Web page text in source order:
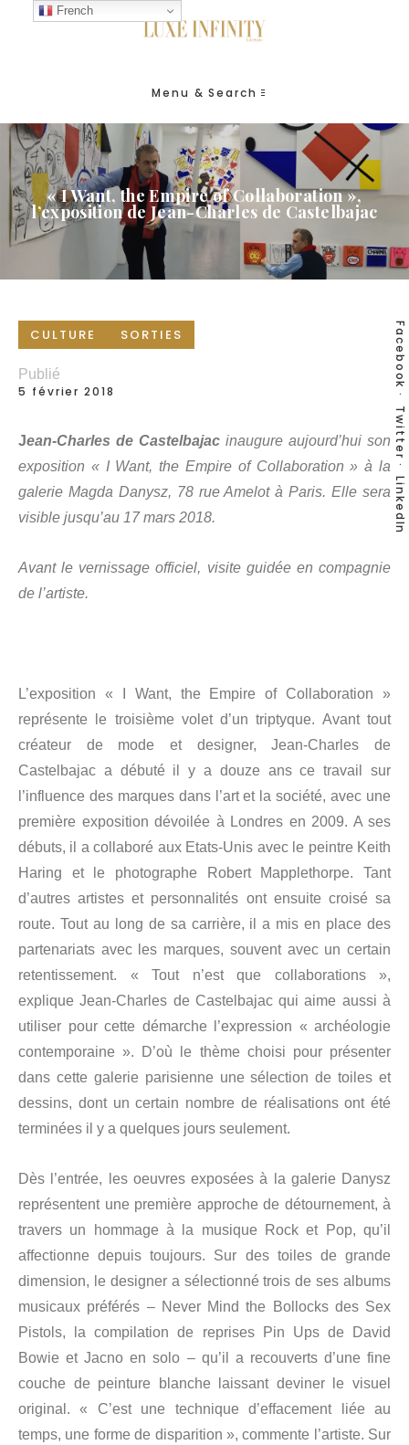
Menu & Search
« I Want, the Empire of Collaboration »,
l’exposition de Jean-Charles de Castelbajac
Facebook
Twitter
LinkedIn
CULTURE SORTIES
Publié
5 février 2018
Jean-Charles de Castelbajac inaugure aujourd’hui son
exposition « I Want, the Empire of Collaboration » à la
galerie Magda Danysz, 78 rue Amelot à Paris. Elle sera
visible jusqu’au 17 mars 2018.
Avant le vernissage officiel, visite guidée en compagnie
de l’artiste.
L’exposition « I Want, the Empire of Collaboration »
représente le troisième volet d’un triptyque. Avant tout
créateur de mode et designer, Jean-Charles de
Castelbajac a débuté il y a douze ans ce travail sur
l’influence des marques dans l’art et la société, avec une
première exposition dévoilée à Londres en 2009. A ses
débuts, il a collaboré aux Etats-Unis avec le peintre Keith
Haring et le photographe Robert Mapplethorpe. Tant
d’autres artistes et personnalités ont ensuite croisé sa
route. Tout au long de sa carrière, il a mis en place des
partenariats avec les marques, souvent avec un certain
retentissement. « Tout n’est que collaborations »,
explique Jean-Charles de Castelbajac qui aime aussi à
utiliser pour cette démarche l’expression « archéologie
contemporaine ». D’où le thème choisi pour présenter
dans cette galerie parisienne une sélection de toiles et
dessins, dont un certain nombre de réalisations ont été
terminées il y a quelques jours seulement.
Dès l’entrée, les oeuvres exposées à la galerie Danysz
représentent une première approche de détournement, à
travers un hommage à la musique Rock et Pop, qu’il
affectionne depuis toujours. Sur des toiles de grande
dimension, le designer a sélectionné trois de ses albums
musicaux préférés – Never Mind the Bollocks des Sex
Pistols, la compilation de reprises Pin Ups de David
Bowie et Jacno en solo – qu’il a recouverts d’une fine
couche de peinture blanche laissant deviner le visuel
original. « C’est une technique d’effacement liée au
temps, une forme de disparition », commente l’artiste. Sur
French